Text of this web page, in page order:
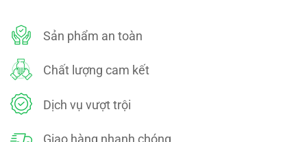
Sản phẩm an toàn
Chất lượng cam kết
Dịch vụ vượt trội
Giao hàng nhanh chóng